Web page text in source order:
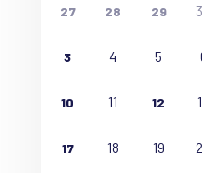
27 28 29
3 4 5
10 11 12
17 18 19